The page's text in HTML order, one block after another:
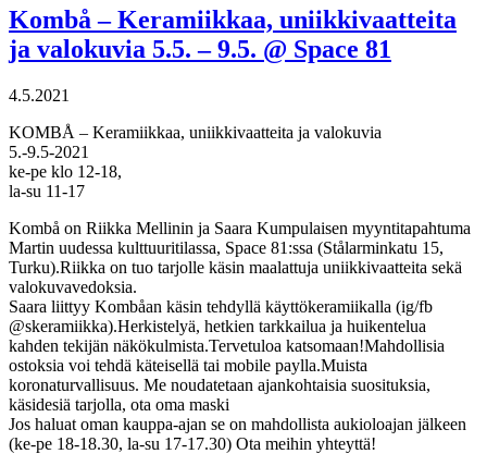
Kombå – Keramiikkaa, uniikkivaatteita
ja valokuvia 5.5. – 9.5. @ Space 81
4.5.2021
KOMBÅ – Keramiikkaa, uniikkivaatteita ja valokuvia
5.-9.5-2021
ke-pe klo 12-18,
la-su 11-17
Kombå on Riikka Mellinin ja Saara Kumpulaisen myyntitapahtuma
Martin uudessa kulttuuritilassa, Space 81:ssa (Stålarminkatu 15,
Turku).Riikka on tuo tarjolle käsin maalattuja uniikkivaatteita sekä
valokuvavedoksia.
Saara liittyy Kombåan käsin tehdyllä käyttökeramiikalla (ig/fb
@skeramiikka).Herkistelyä, hetkien tarkkailua ja huikentelua
kahden tekijän näkökulmista.Tervetuloa katsomaan!Mahdollisia
ostoksia voi tehdä käteisellä tai mobile paylla.Muista
koronaturvallisuus. Me noudatetaan ajankohtaisia suosituksia,
käsidesiä tarjolla, ota oma maski
Jos haluat oman kauppa-ajan se on mahdollista aukioloajan jälkeen
(ke-pe 18-18.30, la-su 17-17.30) Ota meihin yhteyttä!